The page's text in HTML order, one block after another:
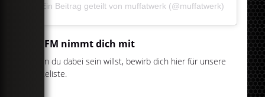
Ein Beitrag geteilt von muffatwerk (@muffatwerk)
egoFM nimmt dich mit
Wenn du dabei sein willst, bewirb dich hier für unsere
Gästeliste.